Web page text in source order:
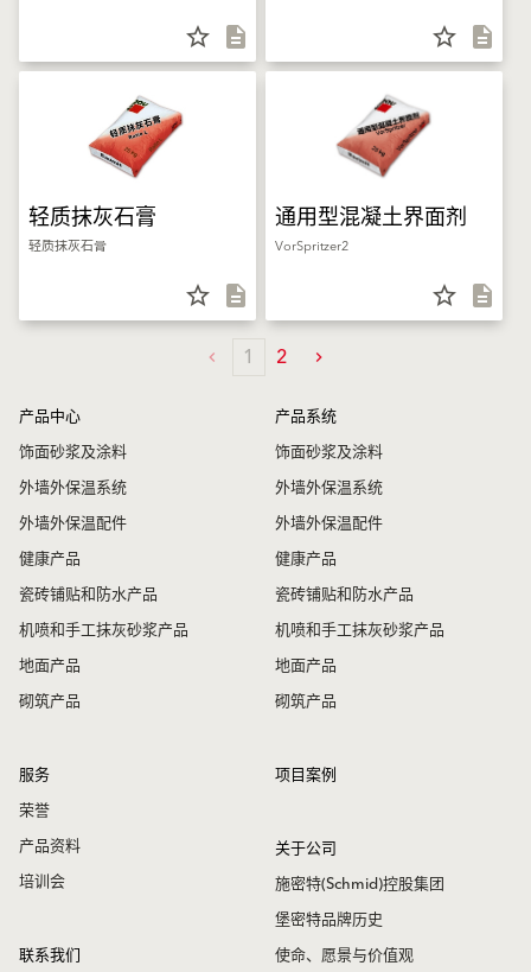
star_border description star_border description
轻质抹灰石膏
轻质抹灰石膏
star_border description
通用型混凝土界面剂
VorSpritzer2
star_border description
1 2
产品中心
饰面砂浆及涂料
外墙外保温系统
外墙外保温配件
健康产品
瓷砖铺贴和防水产品
机喷和手工抹灰砂浆产品
地面产品
砌筑产品
产品系统
饰面砂浆及涂料
外墙外保温系统
外墙外保温配件
健康产品
瓷砖铺贴和防水产品
机喷和手工抹灰砂浆产品
地面产品
砌筑产品
服务
荣誉
产品资料
培训会
项目案例
关于公司
施密特(Schmid)控股集团
堡密特品牌历史
使命、愿景与价值观
联系我们